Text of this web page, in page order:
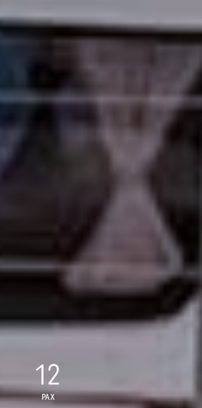
12
PAX